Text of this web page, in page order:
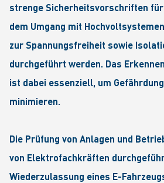
strenge Sicherheitsvorschriften für
dem Umgang mit
zur Spannungsfreiheit sowie
durchgeführt werden. Das
ist dabei essenziell, um
minimieren.
Die Prüfung von Anlagen und
von Elektrofachkräften
Wiederzulassung eines E-